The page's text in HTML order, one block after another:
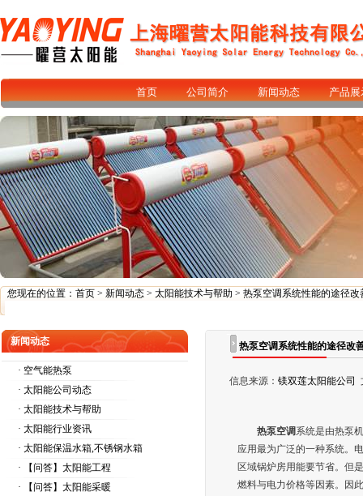
首页 公司简介 新闻动态 产品展
您现在的位置： 首页 > 新闻动态 > 太阳能技术与帮助 > 热泵空调系统性能的途径改
新闻动态
· 空气能热泵
· 太阳能公司动态
· 太阳能技术与帮助
· 太阳能行业资讯
· 太阳能保温水箱,不锈钢水箱
· 【问答】太阳能工程
· 【问答】太阳能采暖
热泵空调系统性能的途径改
信息来源：镁双莲太阳能公司
热泵空调系统是由热泵
应用最为广泛的一种系统。
区域锅炉房用能要节省。但
燃料与电力价格等因素。因